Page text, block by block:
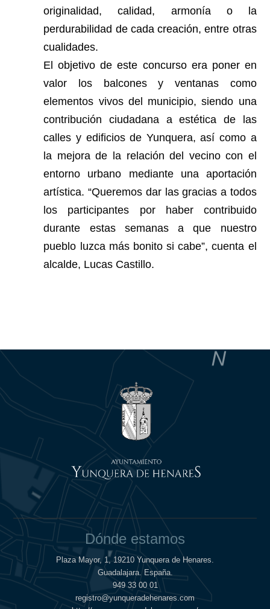
originalidad, calidad, armonía o la
perdurabilidad de cada creación, entre otras
cualidades.
El objetivo de este concurso era poneren
valor los balcones y ventanas como
elementos vivos del municipio, siendo una
contribución ciudadana a estética de las
calles y edificios de Yunquera, así como a
la mejora de la relación del vecino con el
entorno urbano mediante una aportación
artística. “Queremos dar las gracias a todos
los participantes por haber contribuido
durante estas semanas a que nuestro
pueblo luzca más bonito si cabe”, cuenta el
alcalde, Lucas Castillo.
Dónde estamos
Plaza Mayor, 1, 19210 Yunquera de Henares.
Guadalajara. España.
949 33 00 01
registro@yunqueradehenares.com